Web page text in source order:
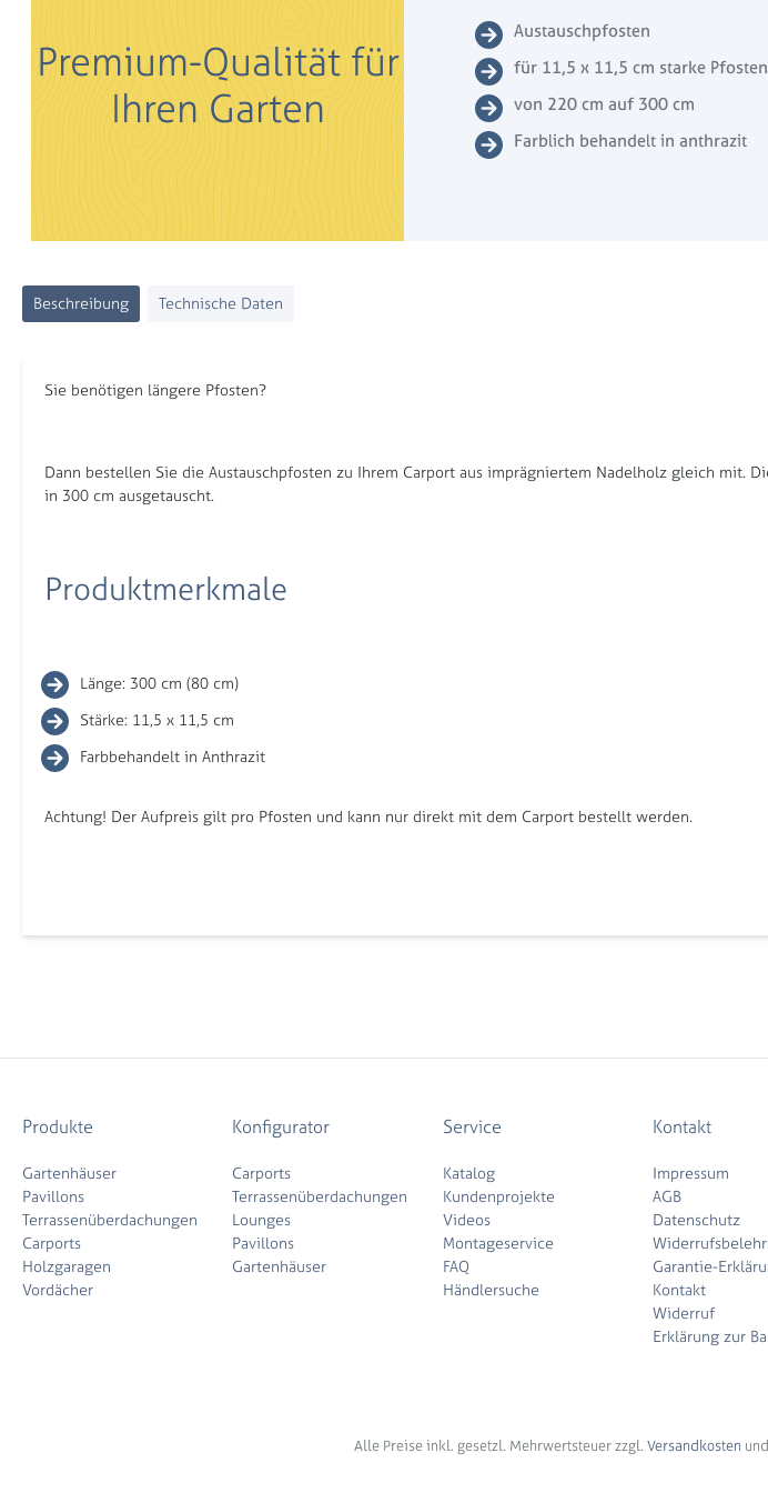
Premium-Qualität für
Ihren Garten
Austauschpfosten
für 11,5 x 11,5 cm starke Pfosten
von 220 cm auf 300 cm
Farblich behandelt in anthrazit
Beschreibung Technische Daten
Sie benötigen längere Pfosten?
Dann bestellen Sie die Austauschpfosten zu Ihrem Carport aus imprägniertem Nadelholz gleich mit.
in 300 cm ausgetauscht.
Produktmerkmale
Länge: 300 cm (80 cm)
Stärke: 11,5 x 11,5 cm
Farbbehandelt in Anthrazit
Achtung! Der Aufpreis gilt pro Pfosten und kann nur direkt mit dem Carport bestellt werden.
Produkte
Gartenhäuser
Pavillons
Terrassenüberdachungen
Carports
Holzgaragen
Vordächer
Konfigurator
Carports
Terrassenüberdachungen
Lounges
Pavillons
Gartenhäuser
Service
Katalog
Kundenprojekte
Videos
Montageservice
FAQ
Händlersuche
Kontakt
Impressum
AGB
Datenschutz
Garantie-
Kontakt
Widerruf
Erklärung zur
Alle Preise inkl. gesetzl. Mehrwertsteuer zzgl. Versandkosten